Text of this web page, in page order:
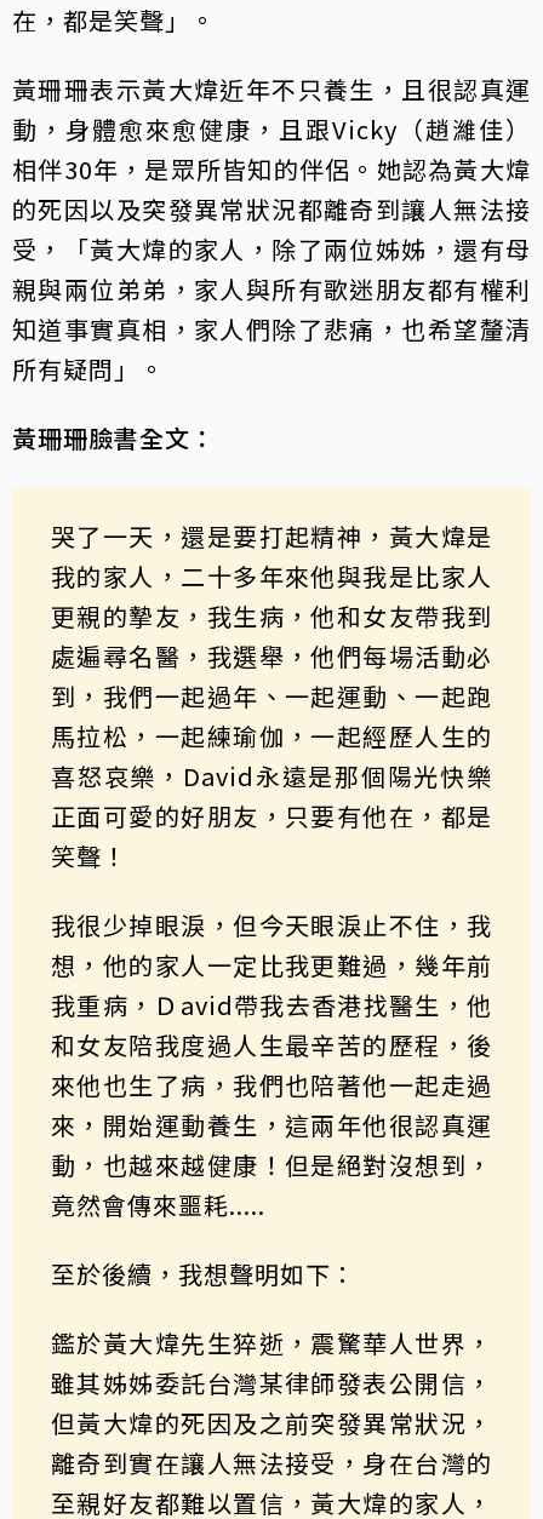
在，都是笑聲」。
黃珊珊表示黃大煒近年不只養生，且很認真運
動，身體愈來愈健康，且跟Vicky（趙濰佳）
相伴30年，是眾所皆知的伴侶。她認為黃大煒
的死因以及突發異常狀況都離奇到讓人無法接
受，「黃大煒的家人，除了兩位姊姊，還有母
親與兩位弟弟，家人與所有歌迷朋友都有權利
知道事實真相，家人們除了悲痛，也希望釐清
所有疑問」。
黃珊珊臉書全文：
哭了一天，還是要打起精神，黃大煒是
我的家人，二十多年來他與我是比家人
更親的摯友，我生病，他和女友帶我到
處遍尋名醫，我選舉，他們每場活動必
到，我們一起過年、一起運動、一起跑
馬拉松，一起練瑜伽，一起經歷人生的
喜怒哀樂，David永遠是那個陽光快樂
正面可愛的好朋友，只要有他在，都是
笑聲！
我很少掉眼淚，但今天眼淚止不住，我
想，他的家人一定比我更難過，幾年前
我重病，Ｄavid帶我去香港找醫生，他
和女友陪我度過人生最辛苦的歷程，後
來他也生了病，我們也陪著他一起走過
來，開始運動養生，這兩年他很認真運
動，也越來越健康！但是絕對沒想到，
竟然會傳來噩耗.....
至於後續，我想聲明如下：
鑑於黃大煒先生猝逝，震驚華人世界，
雖其姊姊委託台灣某律師發表公開信，
但黃大煒的死因及之前突發異常狀況，
離奇到實在讓人無法接受，身在台灣的
至親好友都難以置信，黃大煒的家人，